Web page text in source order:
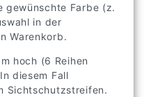
gewünschte Farbe (z.
in der
Warenkorb.
hoch (6 Reihen
diesem Fall
Sichtschutzstreifen.